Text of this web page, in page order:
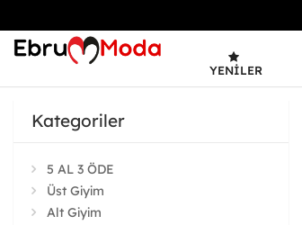
YENILER
Kategoriler
5 AL 3 ÖDE
Üst Giyim
Alt Giyim